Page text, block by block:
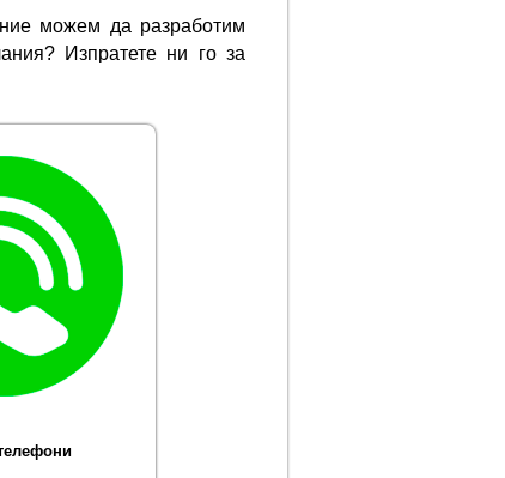
можем да разработим
Изпратете ни го за